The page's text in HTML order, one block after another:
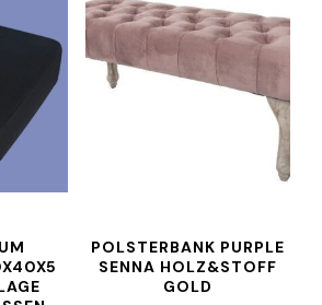
POLSTERBANK PURPLE
SENNA HOLZ&STOFF
GOLD